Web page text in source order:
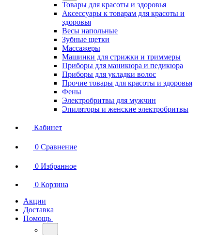
Товары для красоты и здоровья
Аксессуары к товарам для красоты и
здоровья
Весы напольные
Зубные щетки
Массажеры
Машинки для стрижки и триммеры
Приборы для маникюра и педикюра
Приборы для укладки волос
Прочие товары для красоты и здоровья
Фены
Электробритвы для мужчин
Эпиляторы и женские электробритвы
Кабинет
0 Сравнение
0 Избранное
0 Корзина
Акции
Доставка
Помощь